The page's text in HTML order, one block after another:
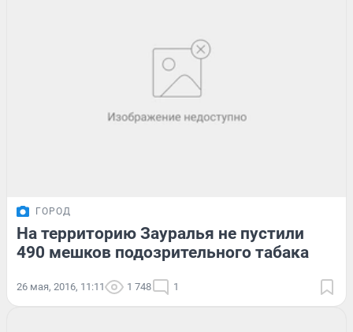
ГОРОД
На территорию Зауралья не пустили
490 мешков подозрительного табака
26 мая, 2016, 11:11 1 748 1